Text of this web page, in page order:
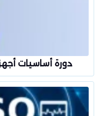
دورة أساسيات